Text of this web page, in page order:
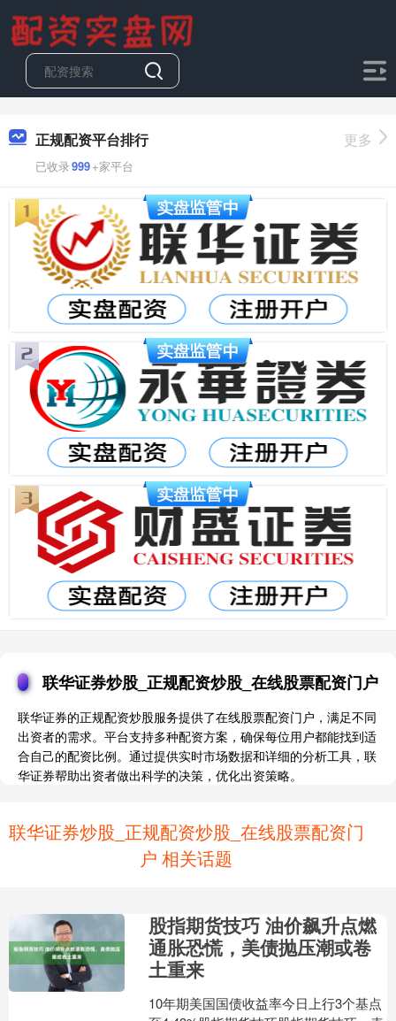
正规配资平台排行
已收录999+家平台
更多
联华证券炒股_正规配资炒股_在线股票配资门户
联华证券的正规配资炒股服务提供了在线股票配资门户，满足不同
出资者的需求。平台支持多种配资方案，确保每位用户都能找到适
合自己的配资比例。通过提供实时市场数据和详细的分析工具，联
华证券帮助出资者做出科学的决策，优化出资策略。
联华证券炒股_正规配资炒股_在线股票配资门
户 相关话题
股指期货技巧 油价飙升点燃
通胀恐慌，美债抛压潮或卷
土重来
10年期美国国债收益率今日上行3个基点